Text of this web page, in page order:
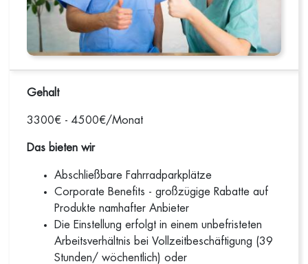
Gehalt
3300€ - 4500€/Monat
Das bieten wir
Abschließbare Fahrradparkplätze
Corporate Benefits - großzügige Rabatte auf
Produkte namhafter Anbieter
Die Einstellung erfolgt in einem unbefristeten
Arbeitsverhältnis bei Vollzeitbeschäftigung (39
Stunden/ wöchentlich) oder